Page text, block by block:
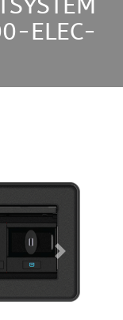
ELEC-